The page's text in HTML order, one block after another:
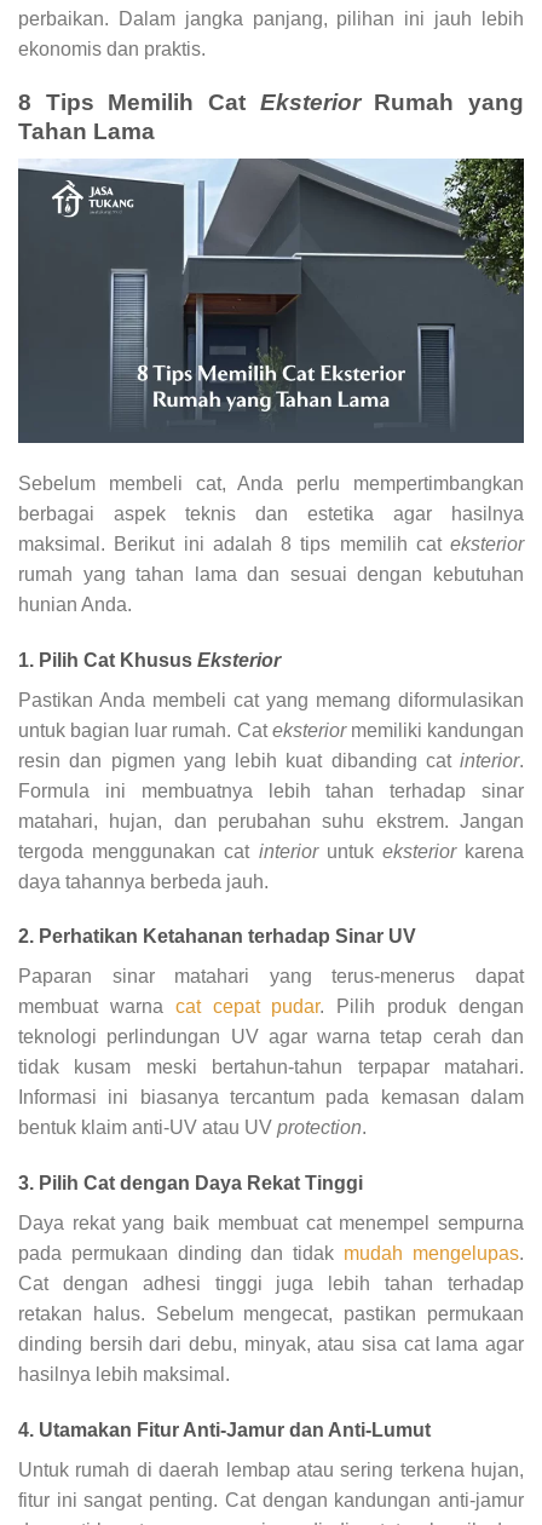
perbaikan. Dalam jangka panjang, pilihan ini jauh lebih
ekonomis dan praktis.
8 Tips Memilih Cat EksteriorRumah yang
Tahan Lama
Sebelum membeli cat, Anda perlu mempertimbangkan
berbagai aspek teknis dan estetika agar hasilnya
maksimal. Berikut ini adalah 8 tips memilih cat eksterior
rumah yang tahan lama dan sesuai dengan kebutuhan
hunian Anda.
1. Pilih Cat Khusus Eksterior
Pastikan Anda membeli cat yang memang diformulasikan
untuk bagian luar rumah. Cateksteriormemiliki kandungan
resin dan pigmen yang lebih kuat dibanding cat interior.
Formula ini membuatnya lebih tahan terhadap sinar
matahari, hujan, dan perubahan suhu ekstrem. Jangan
tergoda menggunakan cat interioruntuk eksteriorkarena
daya tahannya berbeda jauh.
2. Perhatikan Ketahanan terhadap Sinar UV
Paparan sinar matahari yang terus-menerus dapat
membuat warna cat cepat pudar. Pilih produk dengan
teknologi perlindungan UV agar warna tetap cerah dan
tidak kusam meski bertahun-tahun terpapar matahari.
Informasi ini biasanya tercantum pada kemasan dalam
bentuk klaim anti-UV atau UV protection.
3. Pilih Cat dengan Daya Rekat Tinggi
Daya rekat yang baik membuat cat menempel sempurna
pada permukaan dinding dan tidak mudah mengelupas.
Cat dengan adhesi tinggi juga lebih tahan terhadap
retakan halus. Sebelum mengecat, pastikan permukaan
dinding bersih dari debu, minyak, atau sisa cat lama agar
hasilnya lebih maksimal.
4. Utamakan Fitur Anti-Jamur dan Anti-Lumut
Untuk rumah di daerah lembap atau sering terkena hujan,
fitur ini sangat penting. Cat dengan kandungan anti-jamur